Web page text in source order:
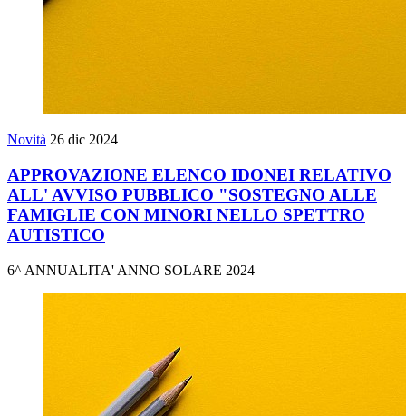
Novità 26 dic 2024
APPROVAZIONE ELENCO IDONEI RELATIVO
ALL' AVVISO PUBBLICO "SOSTEGNO ALLE
FAMIGLIE CON MINORI NELLO SPETTRO
AUTISTICO
6^ ANNUALITA' ANNO SOLARE 2024